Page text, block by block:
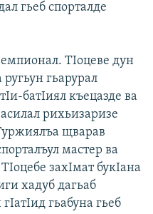
гьеб спорталде
ТIоцеве дун
гьарурал
батIиял къецазде ва
рихьизаризе
щварав
мастер ва
захIмат букIана
хадуб дагьаб
гьабуна гьеб